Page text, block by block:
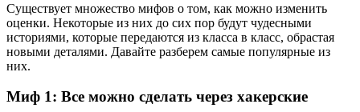
Существует множество мифов о том, как можно изменить
оценки. Некоторые из них до сих пор будут чудесными
историями, которые передаются из класса в класс, обрастая
новыми деталями. Давайте разберем самые популярные из
них.
Миф 1: Все можно сделать через хакерские